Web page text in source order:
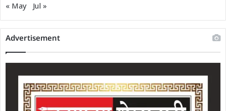
« May Jul »
Advertisement